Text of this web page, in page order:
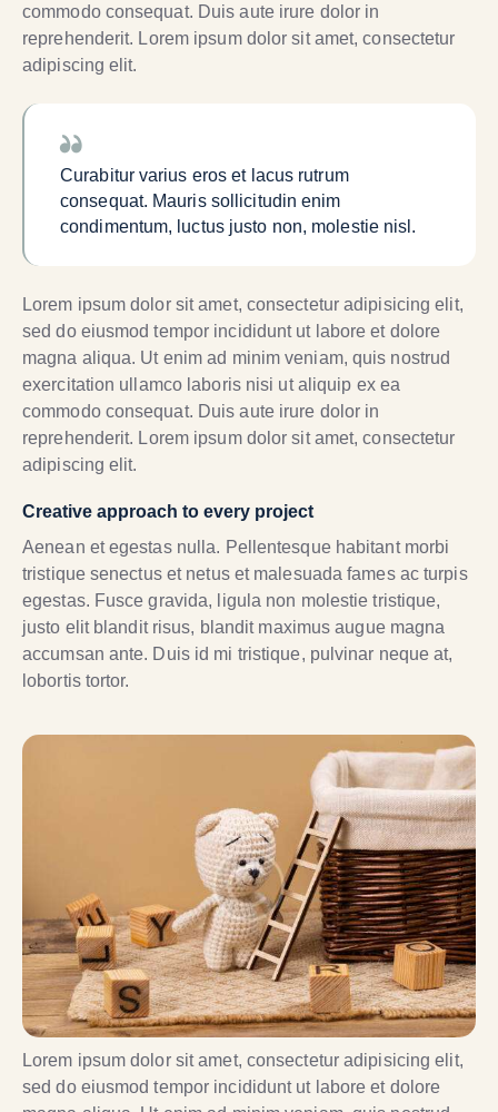
commodo consequat. Duis aute irure dolor in
reprehenderit. Lorem ipsum dolor sit amet, consectetur
adipiscing elit.
Curabitur varius eros et lacus rutrum
consequat. Mauris sollicitudin enim
condimentum, luctus justo non, molestie nisl.
Lorem ipsum dolor sit amet, consectetur adipisicing elit,
sed do eiusmod tempor incididunt ut labore et dolore
magna aliqua. Ut enim ad minim veniam, quis nostrud
exercitation ullamco laboris nisi ut aliquip ex ea
commodo consequat. Duis aute irure dolor in
reprehenderit. Lorem ipsum dolor sit amet, consectetur
adipiscing elit.
Creative approach to every project
Aenean et egestas nulla. Pellentesque habitant morbi
tristique senectus et netus et malesuada fames ac turpis
egestas. Fusce gravida, ligula non molestie tristique,
justo elit blandit risus, blandit maximus augue magna
accumsan ante. Duis id mi tristique, pulvinar neque at,
lobortis tortor.
Lorem ipsum dolor sit amet, consectetur adipisicing elit,
sed do eiusmod tempor incididunt ut labore et dolore